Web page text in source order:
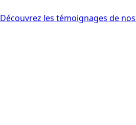
Découvrez les témoignages de